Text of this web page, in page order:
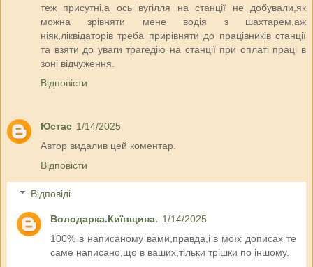
теж присутні,а ось вугілля на станції не добували,як
можна зрівняти мене водія з шахтарем,аж
ніяк,ліквідаторів треба прирівняти до працівників станції
та взяти до уваги трагедію на станції при оплаті праці в
зоні відчуження.
Відповісти
Юстас 1/14/2025
Автор видалив цей коментар.
Відповісти
Відповіді
Володарка.Київщина. 1/14/2025
100% в написаному вами,правда,і в моїх дописах те
саме написано,що в ваших,тільки трішки по іншому.